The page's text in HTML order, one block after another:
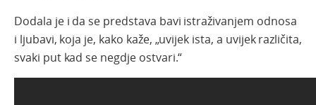
Dodala je i da se predstava bavi istraživanjem odnosa
i ljubavi, koja je, kako kaže, „uvijek ista, a uvijek različita,
svaki put kad se negdje ostvari.“